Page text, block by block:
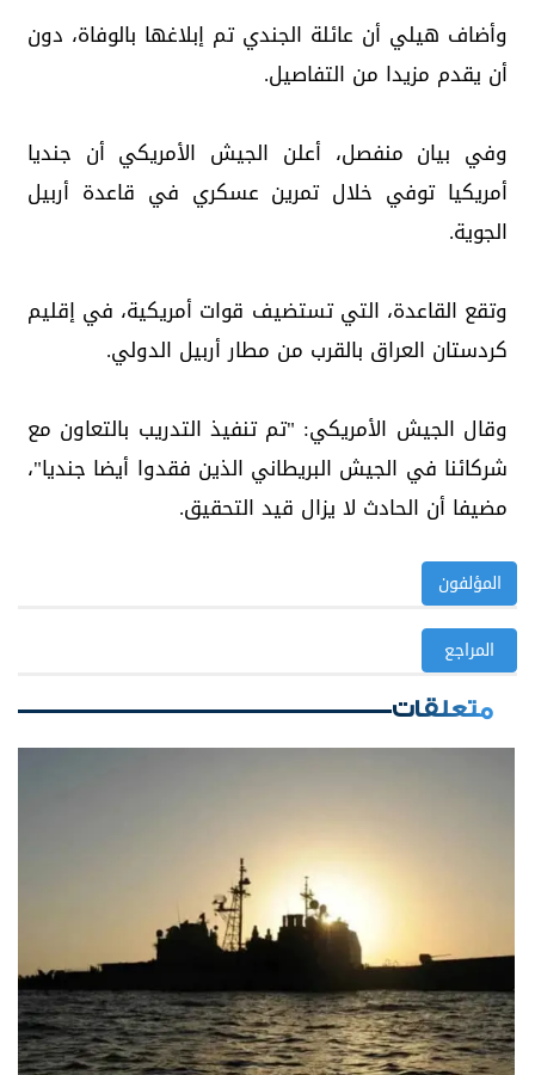
وأضاف هيلي أن عائلة الجندي تم إبلاغها بالوفاة، دون
أن يقدم مزيدا من التفاصيل.
وفي بيان منفصل، أعلن الجيش الأمريكي أن جنديا
أمريكيا توفي خلال تمرين عسكري في قاعدة أربيل
الجوية.
وتقع القاعدة، التي تستضيف قوات أمريكية، في إقليم
كردستان العراق بالقرب من مطار أربيل الدولي.
وقال الجيش الأمريكي: "تم تنفيذ التدريب بالتعاون مع
شركائنا في الجيش البريطاني الذين فقدوا أيضا جنديا"،
مضيفا أن الحادث لا يزال قيد التحقيق.
المؤلفون
المراجع
متعلقات